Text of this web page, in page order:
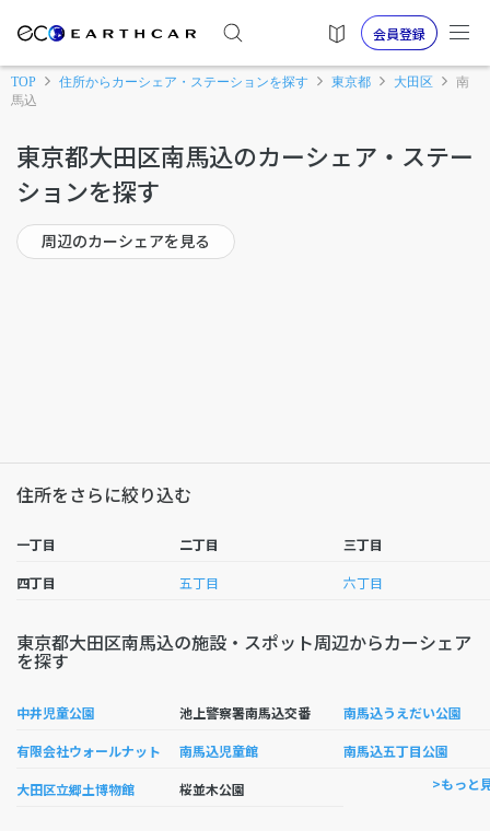
会員登録
TOP 住所からカーシェア・ステーションを探す 東京都 大田区
南
馬込
東京都大田区南馬込のカーシェア・ステー
ションを探す
周辺のカーシェアを見る
住所をさらに絞り込む
一丁目 二丁目 三丁目
四丁目 五丁目 六丁目
東京都大田区南馬込の施設・スポット周辺からカーシェア
を探す
中井児童公園 池上警察署南馬込交番 南馬込うえだい公園
有限会社ウォールナット 南馬込児童館 南馬込五丁目公園
大田区立郷土博物館 桜並木公園 >もっと